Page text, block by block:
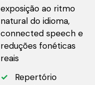
exposição ao ritmo
natural do idioma,
connected speech e
reduções fonéticas
reais
✓
Repertório